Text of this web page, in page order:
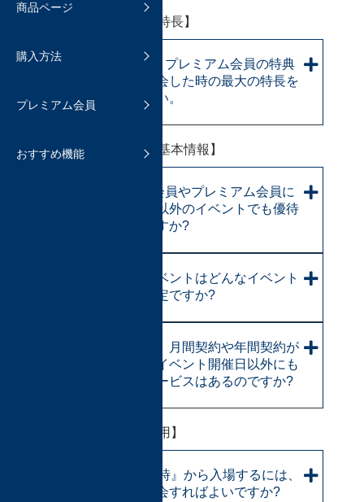
商品ページ
購入方法
商品を受け取ったら
よくあるご質問
プレミアム会員
ホビマ・プレミアム会員
おすすめ機能
ファン登録する
お気に入りに登録する
よくあるご質問
【有料会員の特典と特長】
Sプレミアムとプレミアム会員の特典
について、入会した時の最大の特長を
教えてください。
【ホビマ有料会員の基本情報】
Sプレミアム会員やプレミアム会員に
なると、TFO以外のイベントでも優待
を受けられますか?
TFO以外のイベントはどんなイベント
を開催する予定ですか?
有料会員には、月間契約や年間契約が
ありますが、イベント開催日以外にも
利用できるサービスはあるのですか?
【特典と優待のご利用】
最も早い『11時』から入場するには、
どの会員に入会すればよいですか?